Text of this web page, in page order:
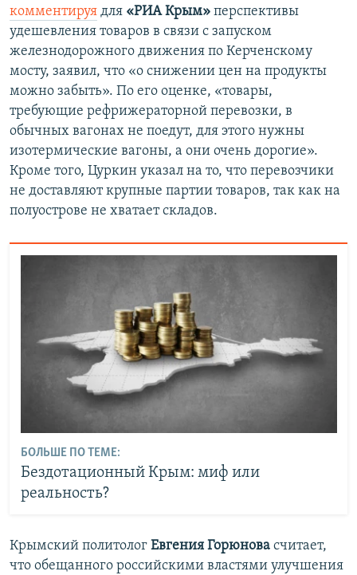
комментируя для «РИА Крым» перспективы
удешевления товаров в связи с запуском
железнодорожного движения по Керченскому
мосту, заявил, что «о снижении цен на продукты
можно забыть». По его оценке, «товары,
требующие рефрижераторной перевозки, в
обычных вагонах не поедут, для этого нужны
изотермические вагоны, а они очень дорогие».
Кроме того, Цуркин указал на то, что перевозчики
не доставляют крупные партии товаров, так как на
полуострове не хватает складов.
БОЛЬШЕ ПО ТЕМЕ:
Бездотационный Крым: миф или
реальность?
Крымский политолог Евгения Горюнова считает,
что обещанного российскими властями улучшения